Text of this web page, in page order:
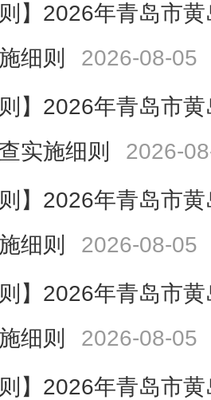
则】2026年青岛市
细则
2026-08-05
则】2026年青岛市
实施细则
2026-
则】2026年青岛市
细则
2026-08-05
则】2026年青岛市
细则
2026-08-05
则】2026年青岛市